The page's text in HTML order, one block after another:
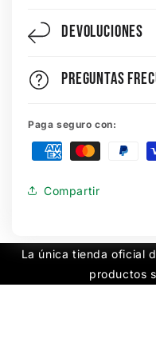
Devoluciones
Preguntas
Paga seguro con:
Compartir
La única tienda oficial
productos